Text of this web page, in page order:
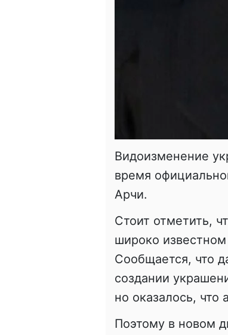
Видоизменение
время
Арчи.
Стоит отметить,
широко
Сообщается, что
создании
но оказалось, что
Поэтому в новом